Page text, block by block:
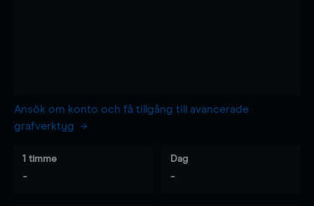
Ansök om konto och få tillgång till avancerade
grafverktyg
1 timme
-
Dag
-